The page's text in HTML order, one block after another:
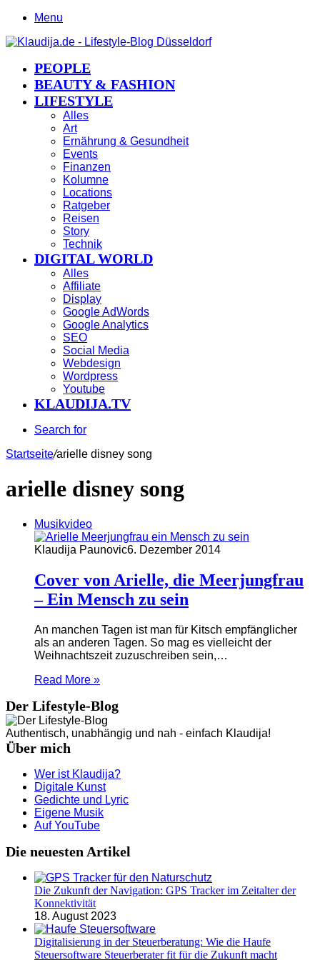
Menu
PEOPLE
BEAUTY & FASHION
LIFESTYLE
Alles
Art
Ernährung & Gesundheit
Events
Finanzen
Kolumne
Locations
Ratgeber
Reisen
Story
Technik
DIGITAL WORLD
Alles
Affiliate
Display
Google AdWords
Google Analytics
SEO
Social Media
Webdesign
Wordpress
Youtube
KLAUDIJA.TV
Search for
Startseite/arielle disney song
arielle disney song
Musikvideo
Klaudija Paunovic6. Dezember 2014
Cover von Arielle, die Meerjungfrau
– Ein Mensch zu sein
An manchen Tagen ist man für Kitsch empfänglicher
als an anderen Tagen. So mag es vielleicht der
Weihnachtszeit zuzuschreiben sein,…
Read More »
Der Lifestyle-Blog
Authentisch, unabhängig und nah - einfach Klaudija!
Über mich
Wer ist Klaudija?
Digitale Kunst
Gedichte und Lyric
Eigene Musik
Auf YouTube
Die neuesten Artikel
Die Zukunft der Navigation: GPS Tracker im Zeitalter der
Konnektivität
18. August 2023
Digitalisierung in der Steuerberatung: Wie die Haufe
Steuersoftware Steuerberater fit für die Zukunft macht